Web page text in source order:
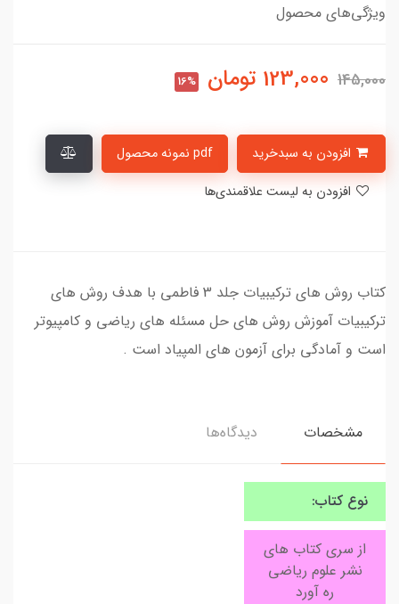
ویژگی‌های محصول
145,000
123,000 تومان 16%
pdf نمونه محصول
کتاب روش های ترکیبیات جلد 3 فاطمی با هدف روش های
ترکیبیات آموزش روش های حل مسئله های ریاضی و کامپیوتر
است و آمادگی برای آزمون های المپیاد است .
مشخصات دیدگاه‌ها
نوع کتاب:
از سری کتاب های
نشر علوم ریاضی
ره آورد